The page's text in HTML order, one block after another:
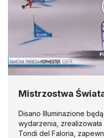
Mistrzostwa
Disano Illuminazione
wydarzenia,
Tondi del Faloria,